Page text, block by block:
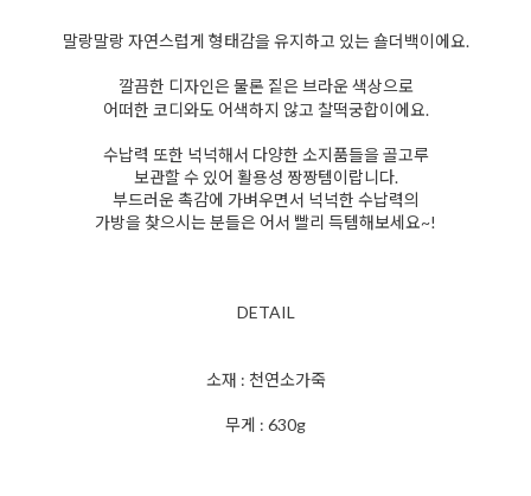
말랑말랑 자연스럽게 형태감을 유지하고 있는 숄더백이에요.
깔끔한 디자인은 물론 짙은 브라운 색상으로
어떠한 코디와도 어색하지 않고 찰떡궁합이에요.
수납력 또한 넉넉해서 다양한 소지품들을 골고루
보관할 수 있어 활용성 짱짱템이랍니다.
부드러운 촉감에 가벼우면서 넉넉한 수납력의
가방을 찾으시는 분들은 어서 빨리 득템해보세요~!
DETAIL
소재 : 천연소가죽
무게 : 630g